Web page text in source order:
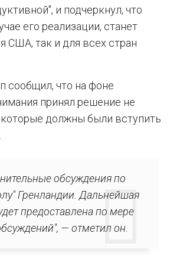
и подчеркнул, что
его реализации, станет
США, так и для всех стран
сообщил, что на фоне
принял решение не
должны были вступить
обсуждения по
Гренландии. Дальнейшая
предоставлена по мере
— отметил он.